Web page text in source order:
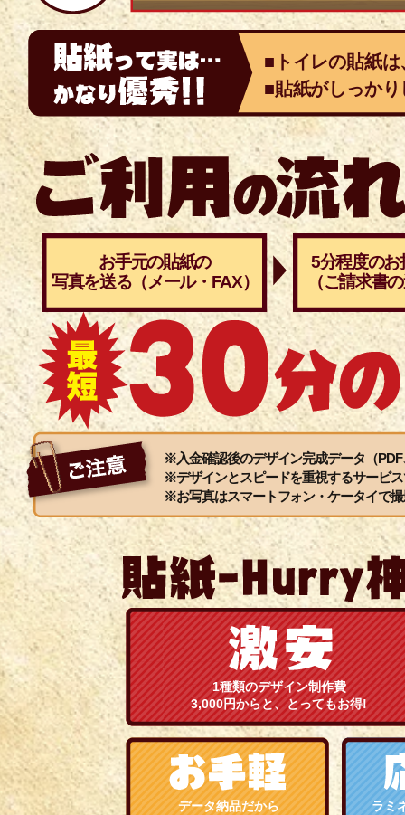
■トイレの貼紙
■貼紙がしっか
お手元の貼紙の
写真を送る（メール・FAX）
5分程度のお
（ご請求書
※入金確認後のデザイン完成データ（
※デザインとスピードを重視するサービ
※お写真はスマートフォン・ケータイで
1種類のデザイン制作費
3,000円からと、とってもお得!
データ納品だから
ラミ